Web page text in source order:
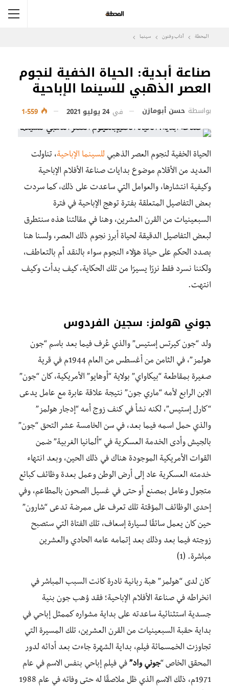
المحطة آداب وفنون سينما
صناعة أبدية: الحياة الخفية لنجوم
العصر الذهبي للسينما الإباحية
بواسطة حسن أبومازن في 24 يوليو 2021
الحياة الخفية لنجوم العصر الذهبي للسينما الإباحية، تناولت
العديد من الأقلام موضوع بدايات صناعة الأفلام الإباحية
وكيفية انتشارها، والعوامل التي ساعدت على ذلك، كما سردت
بعض التفاصيل المتعلقة بفترة توهج الإباحية في فترة
السبعينيات من القرن العشرين، وهنا في مقالتنا هذه سنتطرق
لبعض التفاصيل الدقيقة لحياة أبرز نجوم ذلك العصر، ولسنا هنا
بصدد الحكم على حياة هؤلاء النجوم سواء بالنقد أم بالتعاطف،
ولكننا نسرد فقط نزرًا يسيرًا من تلك الحكاية، كيف بدأت وكيف
انتهت.
جوني هولمز: سجين الفردوس
ولد “جون كيرتس إستيس” والذي عُرف فيما بعد باسم “جون
هولمز”، في الثامن من أغسطس من العام 1944م في قرية
صغيرة بمقاطعة “بيكاواي” بولاية “أوهايو” الأمريكية، كان “جون”
الابن الرابع لأمه “ماري جون” نتيجة علاقة عابرة مع عامل يدعى
“كارل إستيس”، لكنه نشأ في كنف زوج أمه “إدجار هولمز”
والذي حمل اسمه فيما بعد، في سن الخامسة عشر التحق “جون”
بالجيش وأدى الخدمة العسكرية في “ألمانيا الغربية” ضمن
القوات الأمريكية الموجودة هناك في ذلك الحين، وبعد انتهاء
خدمته العسكرية عاد إلى أرض الوطن وعمل بعدة وظائف كبائع
متجول وعامل بمصنع أو حتى في غسيل الصحون بالمطاعم، وفي
إحدى الوظائف المؤقتة تلك تعرف على ممرضة تدعى “شارون”
حين كان يعمل سائقًا لسيارة إسعاف، تلك الفتاة التي ستصبح
زوجته فيما بعد وذلك بعد إتمامه عامه الحادي والعشرين
مباشرة. (1)
كان لدى “هولمز” هبة ربانية نادرة كانت السبب المباشر في
انخراطه في صناعة الأفلام الإباحية؛ فقد وُهب جون بنية
جسدية استثنائية ساعدته على بداية مشواره كممثل إباحي في
بداية حقبة السبعينيات من القرن العشرين، تلك المسيرة التي
تجاوزت الخمسمائة فيلم، بداية الشهرة جاءت بعد أدائه لدور
المحقق الخاص “جوني واد” في فيلم إباحي بنفس الاسم في عام
1971م، ذلك الاسم الذي ظل ملاصقًا له حتى وفاته في عام 1988